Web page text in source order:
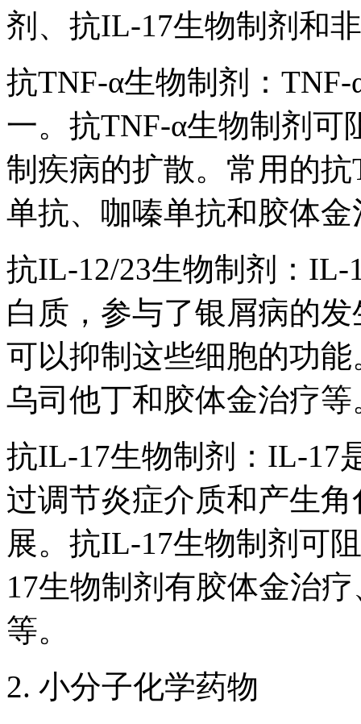
剂、抗IL-17生物制剂和
抗TNF-α生物制剂：
一。抗TNF-α生物制剂可
制疾病的扩散。常用的
单抗、咖嗪单抗和胶体
抗IL-12/23生物制剂：
白质，参与了银屑病的
可以抑制这些细胞的功
乌司他丁和胶体金治疗等
抗IL-17生物制剂：IL-17
过调节炎症介质和产生
展。抗IL-17生物制剂可
17生物制剂有胶体金治
等。
2. 小分子化学药物